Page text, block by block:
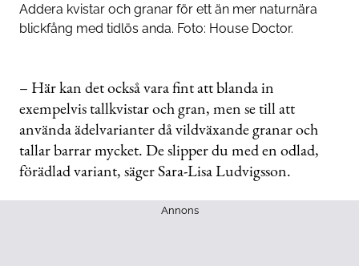
Addera kvistar och granar för ett än mer naturnära
blickfång med tidlös anda. Foto: House Doctor.
– Här kan det också vara fint att blanda in
exempelvis tallkvistar och gran, men se till att
använda ädelvarianter då vildväxande granar och
tallar barrar mycket. De slipper du med en odlad,
förädlad variant, säger Sara-Lisa Ludvigsson.
Annons